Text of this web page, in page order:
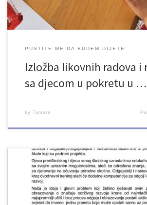
PUSTITE ME DA BUDEM DIJETE
Izložba likovnih radova i
sa djecom u pokretu u …
by Tamara
Udruženje Lan iz Bihaća realizira projekt
obrazovanjem prema održivom razvoju“ u